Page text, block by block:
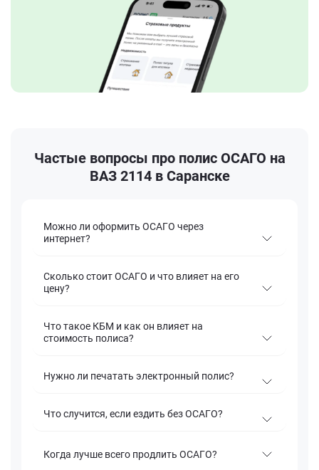
Частые вопросы про полис ОСАГО на
ВАЗ 2114 в Саранске
Можно ли оформить ОСАГО через
интернет?
Сколько стоит ОСАГО и что влияет на его
цену?
Что такое КБМ и как он влияет на
стоимость полиса?
Нужно ли печатать электронный полис?
Что случится, если ездить без ОСАГО?
Когда лучше всего продлить ОСАГО?